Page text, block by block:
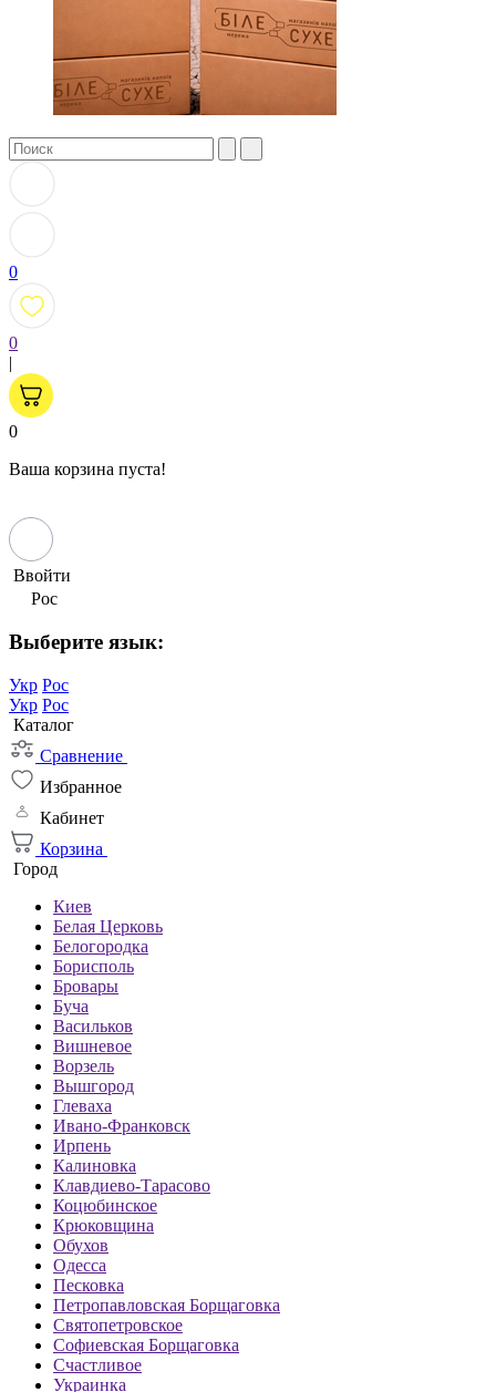
0
0
|
0
Ваша корзина пуста!
Ввойти
Рос
Выберите язык:
Укр Рос
Укр Рос
Каталог
Сравнение
Избранное
Кабинет
Корзина
Город
Киев
Белая Церковь
Белогородка
Борисполь
Бровары
Буча
Васильков
Вишневое
Ворзель
Вышгород
Глеваха
Ивано-Франковск
Ирпень
Калиновка
Клавдиево-Тарасово
Коцюбинское
Крюковщина
Обухов
Одесса
Песковка
Петропавловская Борщаговка
Святопетровское
Софиевская Борщаговка
Счастливое
Украинка